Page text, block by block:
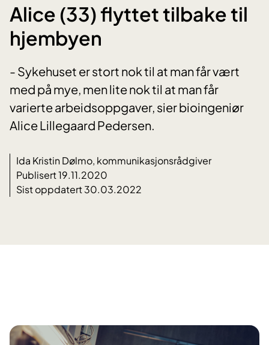
Alice (33) flyttet tilbake til
hjembyen
- Sykehuset er stort nok til at man får vært
med på mye, men lite nok til at man får
varierte arbeidsoppgaver, sier bioingeniør
Alice Lillegaard Pedersen.
Ida Kristin Dølmo, kommunikasjonsrådgiver
Publisert 19.11.2020
Sist oppdatert 30.03.2022